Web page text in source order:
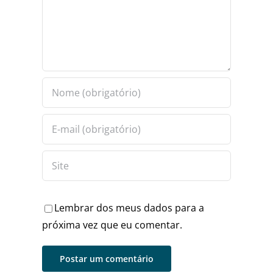
Lembrar dos meus dados para a
próxima vez que eu comentar.